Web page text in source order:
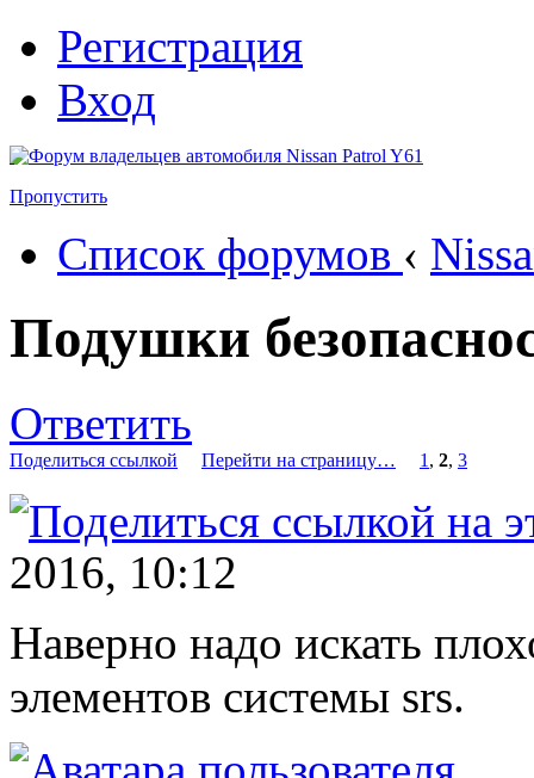
Регистрация
Вход
Пропустить
Список форумов ‹
Подушки
Ответить
Поделиться ссылкой Перейти на страницу… 1 , 2, 3
2016, 10:12
Наверно надо искать
элементов системы srs.